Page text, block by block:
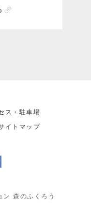
ス・駐車場
イトマップ
ン 森のふくろう